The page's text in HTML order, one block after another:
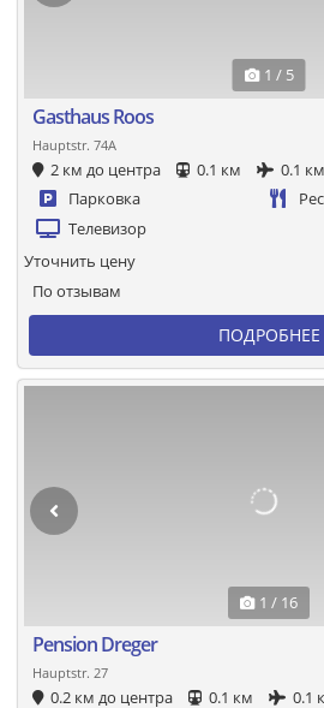
1 / 5
Gasthaus Roos
Hauptstr. 74A
2 км до центра 0.1 км
0.1 км
Парковка
Телевизор
По отзывам
Уточнить цену
ПОДРОБНЕЕ
1 / 16
Pension Dreger
Hauptstr. 27
0.2 км до центра 0.1 км
0.1